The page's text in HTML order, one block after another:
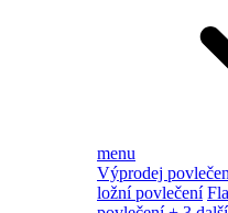
menu
Výprodej
ložní povlečení